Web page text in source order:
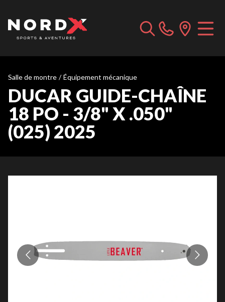
Salle de montre / Équipement mécanique
DUCAR GUIDE-CHAÎNE
18 PO - 3/8" X .050"
(025) 2025